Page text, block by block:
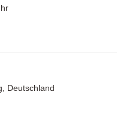
Deutschland